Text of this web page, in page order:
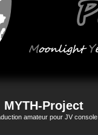
MYTH-Project
amateur pour JV console